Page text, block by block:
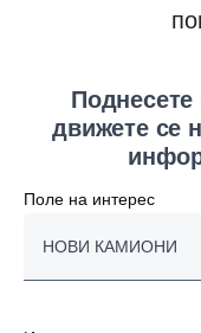
Поднесете го вашето барање или
движете се
Поле на интерес
НОВИ КАМИОНИ